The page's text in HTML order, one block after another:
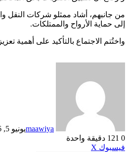
من جانبهم، أشاد ممثلو شركات النقل
إلى حماية الأرواح والممتلكات.
واختُتم الاجتماع بالتأكيد على أهمية
maawiyaيونيو 5, 2026
0
دقيقة واحدة
فيسبوك X